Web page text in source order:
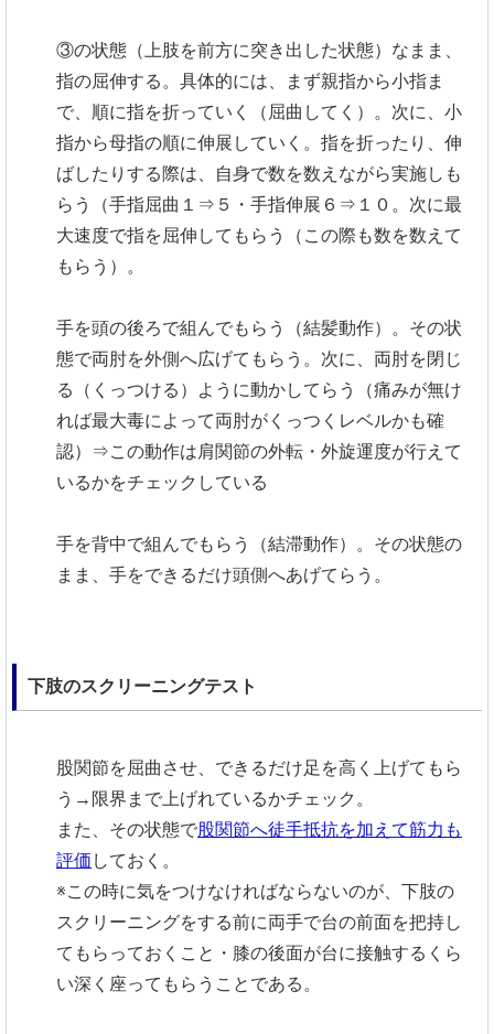
③の状態（上肢を前方に突き出した状態）なまま、
指の屈伸する。具体的には、まず親指から小指ま
で、順に指を折っていく（屈曲してく）。次に、小
指から母指の順に伸展していく。指を折ったり、伸
ばしたりする際は、自身で数を数えながら実施しも
らう（手指屈曲１⇒５・手指伸展６⇒１０。次に最
大速度で指を屈伸してもらう（この際も数を数えて
もらう）。
手を頭の後ろで組んでもらう（結髪動作）。その状
態で両肘を外側へ広げてもらう。次に、両肘を閉じ
る（くっつける）ように動かしてらう（痛みが無け
れば最大毒によって両肘がくっつくレベルかも確
認）⇒この動作は肩関節の外転・外旋運度が行えて
いるかをチェックしている
手を背中で組んでもらう（結滞動作）。その状態の
まま、手をできるだけ頭側へあげてらう。
下肢のスクリーニングテスト
股関節を屈曲させ、できるだけ足を高く上げてもら
う→限界まで上げれているかチェック。
また、その状態で股関節へ徒手抵抗を加えて筋力も
評価 しておく。
※この時に気をつけなければならないのが、下肢の
スクリーニングをする前に両手で台の前面を把持し
てもらっておくこと・膝の後面が台に接触するくら
い深く座ってもらうことである。